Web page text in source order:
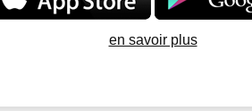
en savoir plus